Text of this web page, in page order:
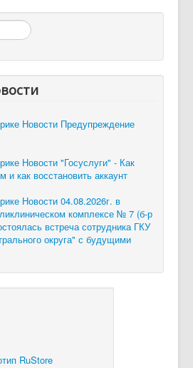
Новости Предупреждение
Новости "Госуслуги" - Как
и как восстановить аккаунт
Новости 04.08.2026г. в
комплексе № 7 (б-р
встреча сотрудника ГКУ
округа" с будущими